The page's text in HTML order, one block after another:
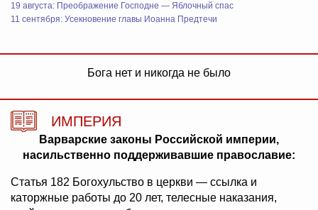
19 августа: Преображение Господне — Яблочный спас
11 сентября: Усекновение главы Иоанна Предтечи
Бога нет и никогда не было
ИМПЕРИЯ
Варварские законы Российской империи,
насильственно поддерживавшие православие:
Статья 182 Богохульство в церкви — ссылка и
каторжные работы до 20 лет, телесные наказания,